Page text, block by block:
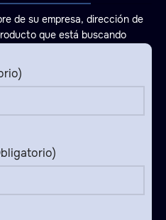
de su empresa, dirección de
que está buscando